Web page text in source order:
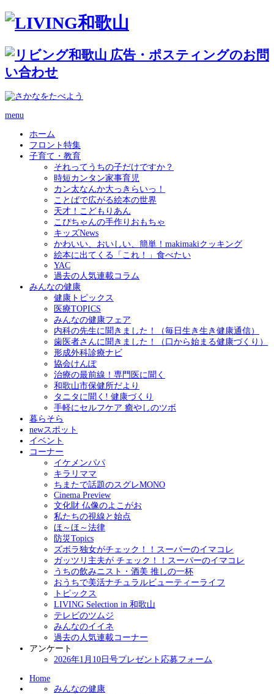
menu
ホーム
フロント特集
子育て・教育
それってうちの子だけですか？
時短カンタン家事育児
カン太なんか大っきらいっ！
ことばで広がる絵本の世界
天才！こどもりあん
こぴちゃんの手作りおもちゃ
キッズNews
かわいい、おいしい、簡単！makimakiクッキング
絵本に出てくる「これ！」食べたい
YAC
過去の人気連載コラム
みんなの健康
健康トピックス
医療TOPICS
みんなの健康フェア
内科の先生に聞きました！（毎日生き生き健康通信）
歯医者さんに聞きました！（口から始まる健康づくり）
形成外科診療ナビ
協会けんぽ
治療の最前線！専門医に聞く
和歌山市保健所だより
タニタに聞く! 健康づくり
手軽にセルフケア 癒やしのツボ
暮らそら
newスポット
イベント
コーナー
イケメンパパ
キラリママ
ちまたで話題のスグレMONO
Cinema Preview
文化財 仏像のよこがお
私たちの視線と始点
ほ～ほ～法律
防災Topics
ズボラ独女がチェック！！スーパーのイマコレ
ガッツリ主夫が チェック！！スーパーのイマコレ
うちの飲みニスト・酒美 推しの一杯
おうちで美活ナチュラルビューティーライフ
トピックス
LIVING Selection in 和歌山
テレビのツムジ
みんなのイイネ
過去の人気連載コーナー
アンケート
2026年1月10日号プレゼント応募フォーム
Home
みんなの健康